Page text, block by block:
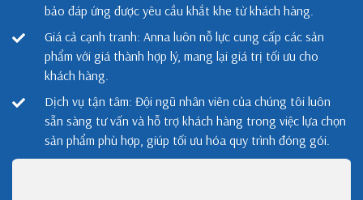
bảo đáp ứng được yêu cầu khắt khe từ khách hàng.
Giá cả cạnh tranh: Anna luôn nỗ lực cung cấp các sản
phẩm với giá thành hợp lý, mang lại giá trị tối ưu cho
khách hàng.
Dịch vụ tận tâm: Đội ngũ nhân viên của chúng tôi luôn
sẵn sàng tư vấn và hỗ trợ khách hàng trong việc lựa chọn
sản phẩm phù hợp, giúp tối ưu hóa quy trình đóng gói.